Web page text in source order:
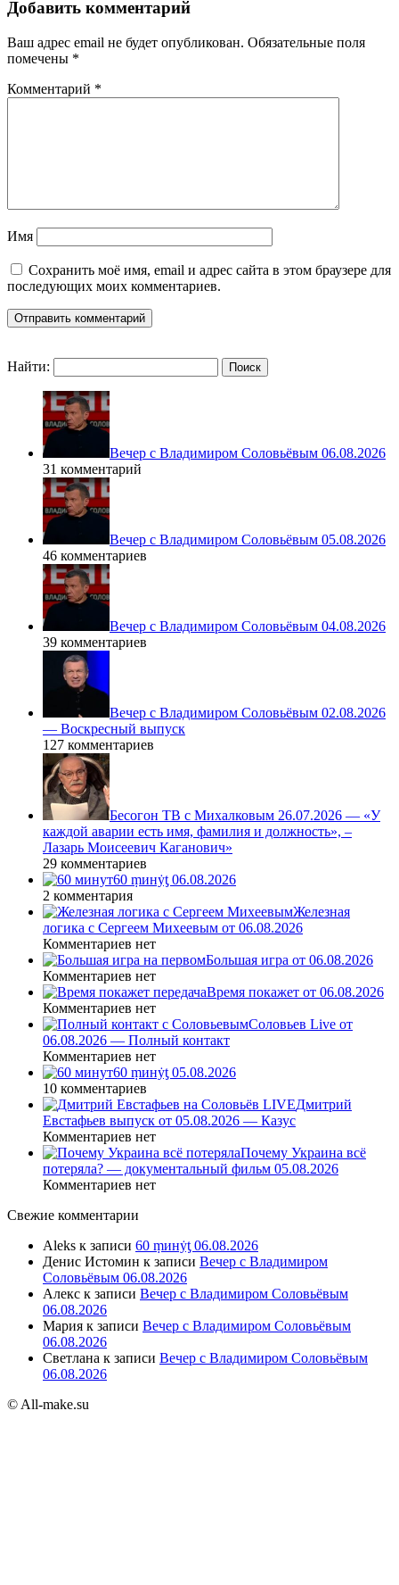
Добавить комментарий
Ваш адрес email не будет опубликован. Обязательные поля
помечены *
Комментарий *
Имя
Сохранить моё имя, email и адрес сайта в этом браузере для
последующих моих комментариев.
Найти:
Вечер с Владимиром Соловьёвым 06.08.2026
31 комментарий
Вечер с Владимиром Соловьёвым 05.08.2026
46 комментариев
Вечер с Владимиром Соловьёвым 04.08.2026
39 комментариев
Вечер с Владимиром Соловьёвым 02.08.2026
— Воскресный выпуск
127 комментариев
Бесогон ТВ с Михалковым 26.07.2026 — «У
каждой аварии есть имя, фамилия и должность», –
Лазарь Моисеевич Каганович»
29 комментариев
60 ṃинẏƫ 06.08.2026
2 комментария
Железная
логика с Сергеем Михеевым от 06.08.2026
Комментариев нет
Большая игра от 06.08.2026
Комментариев нет
Время покажет от 06.08.2026
Комментариев нет
Соловьев Live от
06.08.2026 — Полный контакт
Комментариев нет
60 ṃинẏƫ 05.08.2026
10 комментариев
Дмитрий
Евстафьев выпуск от 05.08.2026 — Казус
Комментариев нет
Почему Украина всё
потеряла? — документальный фильм 05.08.2026
Комментариев нет
Свежие комментарии
Aleks к записи 60 ṃинẏƫ 06.08.2026
Денис Истомин к записи Вечер с Владимиром
Соловьёвым 06.08.2026
Алекс к записи Вечер с Владимиром Соловьёвым
06.08.2026
Мария к записи Вечер с Владимиром Соловьёвым
06.08.2026
Светлана к записи Вечер с Владимиром Соловьёвым
06.08.2026
© All-make.su